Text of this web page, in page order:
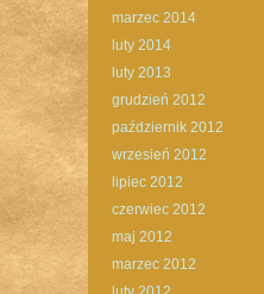
marzec 2014
luty 2014
luty 2013
grudzień 2012
październik 2012
wrzesień 2012
lipiec 2012
czerwiec 2012
maj 2012
marzec 2012